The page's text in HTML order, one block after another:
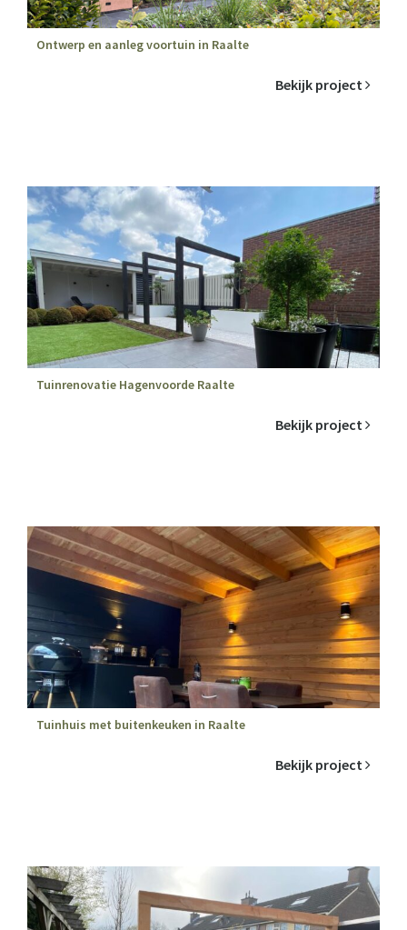
Ontwerp en aanleg voortuin in Raalte
Bekijk project
Tuinrenovatie Hagenvoorde Raalte
Bekijk project
Tuinhuis met buitenkeuken in Raalte
Bekijk project